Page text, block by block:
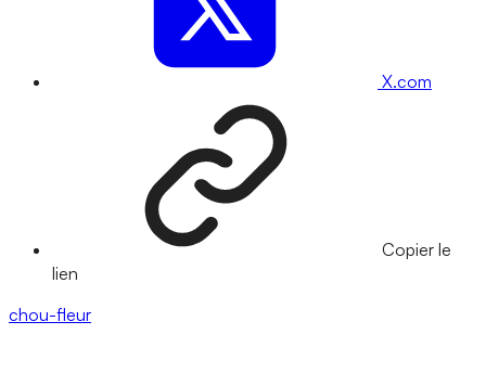
X.com
Copier le
lien
chou-fleur